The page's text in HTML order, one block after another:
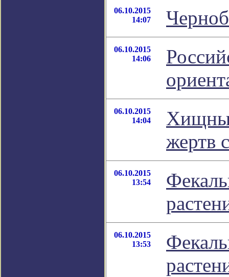
06.10.2015
14:07
06.10.2015
14:06
06.10.2015
14:04
жертв
06.10.2015
13:54
06.10.2015
13:53